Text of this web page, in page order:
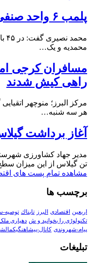
پلمب ۶ واحد صنفی در شهرستان البرز
محمدیه و یک…
مسافران کرجی
راهی کیش شدند
مرکز البرز؛ منوچهر
هر سه شنبه…
آغاز برداشت
تن گیلاس از این میزان
مشاهده تمام پست های
برچسب ها
اربعین اقتصادی البرز تابناك توصیه-
تکنولوڑی را بخوانید و ش دهیاری
پیام-شهروندی کانال-
تبلیغات